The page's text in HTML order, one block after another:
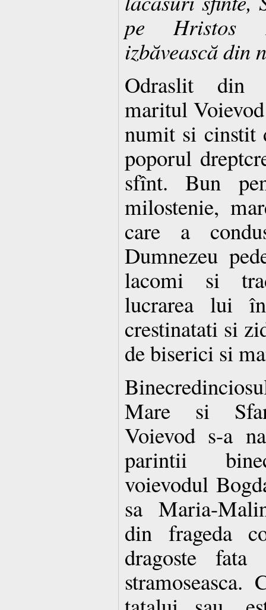
pe Hristos
izbăvească din
Odraslit din
maritul
numit si cinstit
poporul
sfînt. Bun
milostenie,
care a
Dumnezeu
lacomi si
lucrarea lui
crestinatati si
de biserici si
Mare si
Voievod s-a
parintii
voievodul
sa Maria-
din frageda
dragoste
stramoseasca.